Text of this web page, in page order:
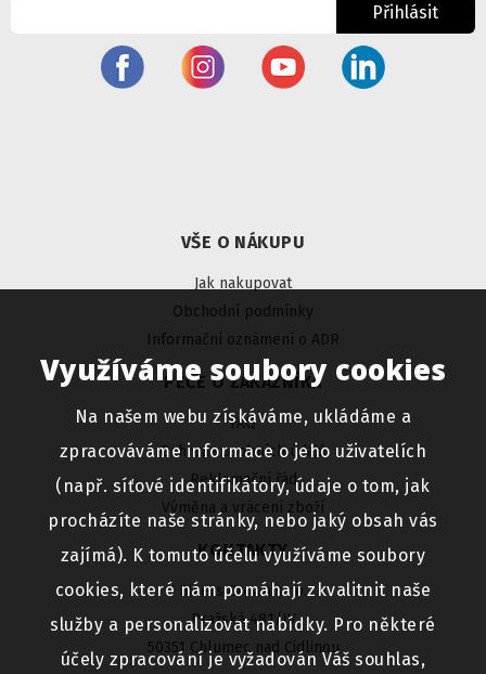
Využíváme soubory cookies
Na našem webu získáváme, ukládáme a
zpracováváme informace o jeho uživatelích
(např. síťové identifikátory, údaje o tom, jak
procházíte naše stránky, nebo jaký obsah vás
zajímá). K tomuto účelu využíváme soubory
cookies, které nám pomáhají zkvalitnit naše
služby a personalizovat nabídky. Pro některé
účely zpracování je vyžadován Váš souhlas,
Přihlásit
VŠE O NÁKUPU
Jak nakupovat
Obchodní podmínky
Informační oznámení o ADR
PÉČE O ZÁKAZNÍKA
FAQ
Ochrana osobních údajů
Reklamační řád
Výměna a vrácení zboží
KONTAKTY
Bikers Crown s.r.o.
Pražská 481/IV
50351 Chlumec nad Cidlinou